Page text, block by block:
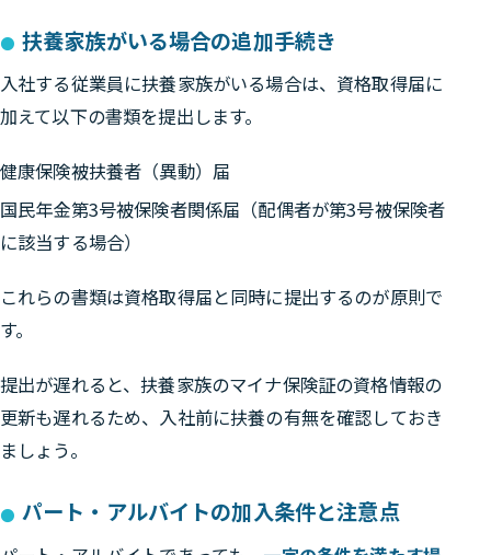
扶養家族がいる場合の追加手続き
入社する従業員に扶養家族がいる場合は、資格取得届に
加えて以下の書類を提出します。
健康保険被扶養者（異動）届
国民年金第3号被保険者関係届（配偶者が第3号被保険者
に該当する場合）
これらの書類は資格取得届と同時に提出するのが原則で
す。
提出が遅れると、扶養家族のマイナ保険証の資格情報の
更新も遅れるため、入社前に扶養の有無を確認しておき
ましょう。
パート・アルバイトの加入条件と注意点